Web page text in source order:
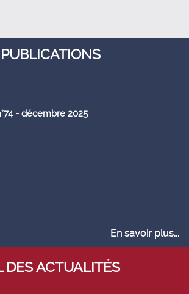
PUBLICATIONS
- décembre 2025
En savoir plus...
DES ACTUALITÉS